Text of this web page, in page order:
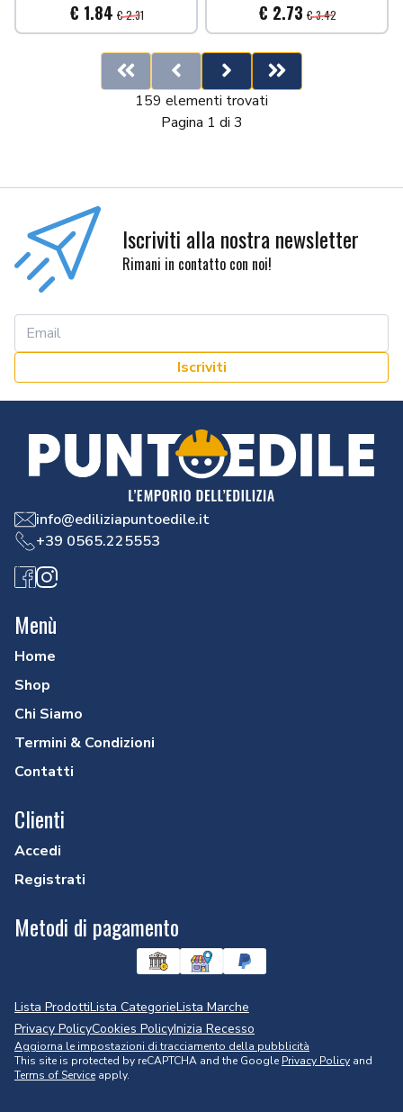
€ 1.84 € 2.31 € 2.73 € 3.42
FirstPrevious
159 elementi trovati
Pagina 1 di 3
NextLast
Iscriviti alla nostra newsletter
Rimani in contatto con noi!
Iscriviti
info@ediliziapuntoedile.it
+39 0565.225553
Facebook
Instagram
Menù
Home
Shop
Chi Siamo
Termini & Condizioni
Contatti
Clienti
Accedi
Registrati
Metodi di pagamento
Lista ProdottiLista CategorieLista Marche
Privacy PolicyCookies PolicyInizia Recesso
Aggiorna le impostazioni di tracciamento della pubblicità
This site is protected by reCAPTCHA and the Google Privacy Policy and
Terms of Service apply.